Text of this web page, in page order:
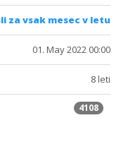
za vsak mesec v letu
01. May 2022 00:00
8 leti
4108